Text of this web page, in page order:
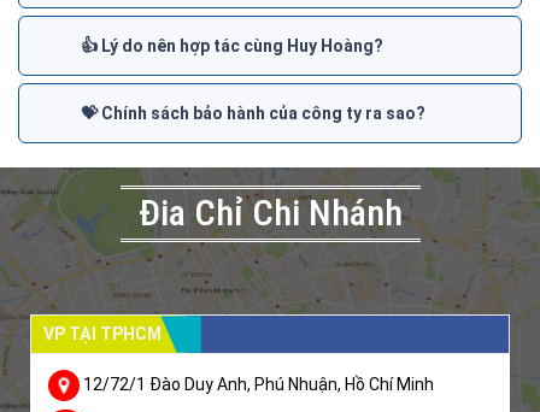
👍 Lý do nên hợp tác cùng Huy Hoàng?
💝 Chính sách bảo hành của công ty ra sao?
Đia Chỉ Chi Nhánh
VP TẠI TPHCM
12/72/1 Đào Duy Anh, Phú Nhuận, Hồ Chí Minh